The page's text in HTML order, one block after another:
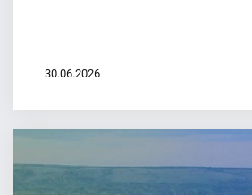
30.06.2026
приему (оформлению) заявлений о
по месту нахождения на выборах